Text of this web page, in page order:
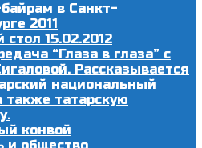
в Санкт-
2011
стол 15.02.2012
“Глаза в глаза” с
Рассказывается
национальный
также татарскую
конвой